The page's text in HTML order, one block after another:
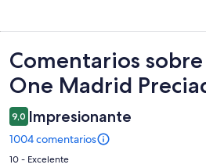
Comentarios
Comentarios
One Madrid
9,0 Impresionante
1004 comentarios
664
10 - Excelente